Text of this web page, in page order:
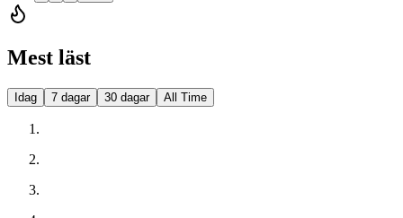
Mest läst
Idag 7 dagar 30 dagar All Time